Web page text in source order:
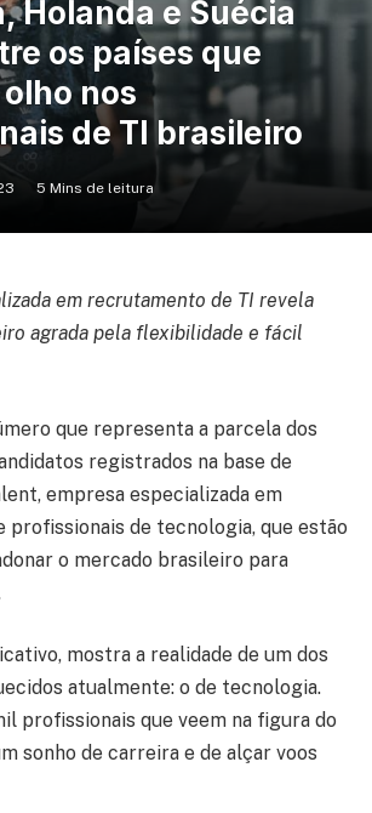
Holanda e Suécia
os países que
nos
de TI brasileiro
5 Mins de leitura
em recrutamento de TI revela
agrada pela flexibilidade e fácil
que representa a parcela dos
registrados na base de
empresa especializada em
profissionais de tecnologia, que estão
o mercado brasileiro para
mostra a realidade de um dos
atualmente: o de tecnologia.
profissionais que veem na figura do
sonho de carreira e de alçar voos